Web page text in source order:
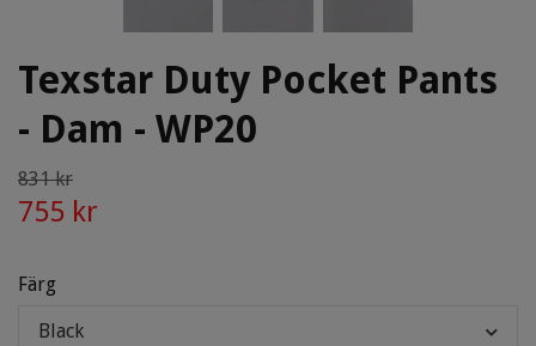
Texstar Duty Pocket Pants
- Dam - WP20
831 kr
755 kr
Färg
Black